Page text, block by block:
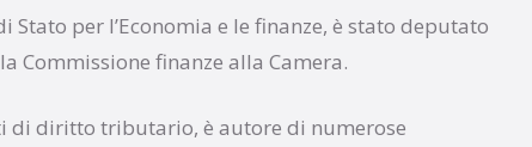
Stato per l’Economia e le finanze, è stato deputato
Commissione finanze alla Camera.
di diritto tributario, è autore di numerose